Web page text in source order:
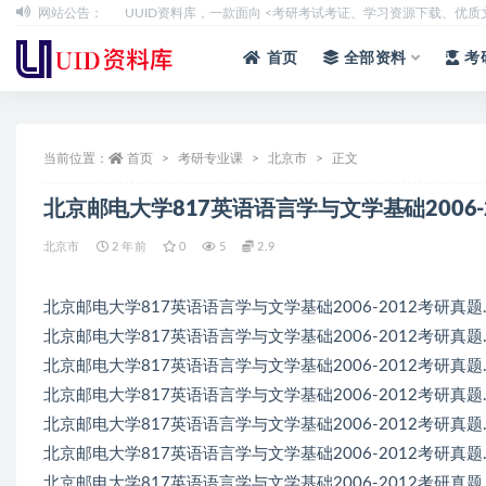
网站公告： UUID资料库，一款面向 <考研考试考证、学习资源下载、优
首页 全部资料 考
当前位置： 首页 考研专业课 北京市 正文
北京邮电大学817英语语言学与文学基础
北京市 2 年前 0 5 2.9
北京邮电大学817英语语言学与文学基础2006-2012考研真题
北京邮电大学817英语语言学与文学基础2006-2012考研真题
北京邮电大学817英语语言学与文学基础2006-2012考研真题
北京邮电大学817英语语言学与文学基础2006-2012考研真题
北京邮电大学817英语语言学与文学基础2006-2012考研真题
北京邮电大学817英语语言学与文学基础2006-2012考研真题
全部